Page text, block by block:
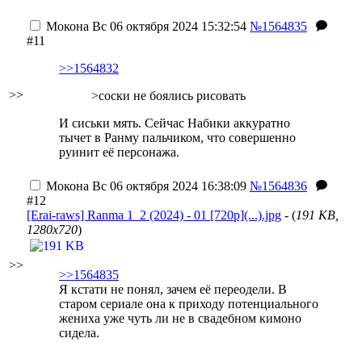
>>
Мокона Вс 06 октября 2024 15:32:54 №1564835
#11
>>1564832
>соски не боялись рисовать
И сиськи мять. Сейчас Набики аккуратно
тычет в Ранму пальчиком, что совершенно
руинит её персонажа.
>>
Мокона Вс 06 октября 2024 16:38:09 №1564836
#12
[Erai-raws] Ranma 1_2 (2024) - 01 [720p](...).jpg - (191 KB,
1280x720)
>>1564835
Я кстати не понял, зачем её переодели. В
старом сериале она к приходу потенциального
жениха уже чуть ли не в свадебном кимоно
сидела.